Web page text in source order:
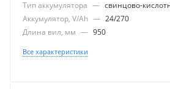
Тип аккумулятора — свинцово-
Аккумулятор, V/Ah — 24/270
Длина вил, мм — 950
Все характеристики